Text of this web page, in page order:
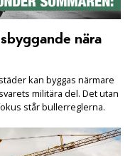
nära
kan byggas närmare
militära del. Det utan
står bullerreglerna.